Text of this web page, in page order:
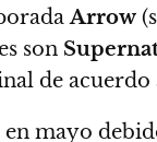
Arrow
son
de
mayo